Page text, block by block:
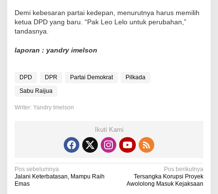
Demi kebesaran partai kedepan, menurutnya harus memilih
ketua DPD yang baru. “Pak Leo Lelo untuk perubahan,”
tandasnya.
laporan : yandry imelson
DPD DPR Partai Demokrat
Pilkada
Sabu Raijua
Writer: Yandry Imelson
Ikuti Kami
N
a
Pos sebelumnya
Jalani Keterbatasan, Mampu Raih
Emas
Pos berikutnya
Tersangka Korupsi Proyek
Awololong Masuk Kejaksaan